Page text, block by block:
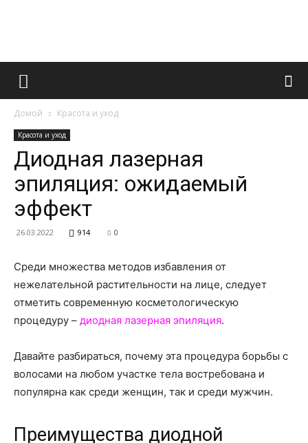
Французский
и
о
нем
Домой Красота и уход
Красота и уход
Диодная лазерная
эпиляция: ожидаемый
эффект
26.03.2022 914 0
Среди множества методов избавления от
нежелательной растительности на лице, следует
отметить современную косметологическую
процедуру – диодная лазерная эпиляция.
Давайте разбираться, почему эта процедура борьбы с
волосами на любом участке тела востребована и
популярна как среди женщин, так и среди мужчин.
Преимущества диодной